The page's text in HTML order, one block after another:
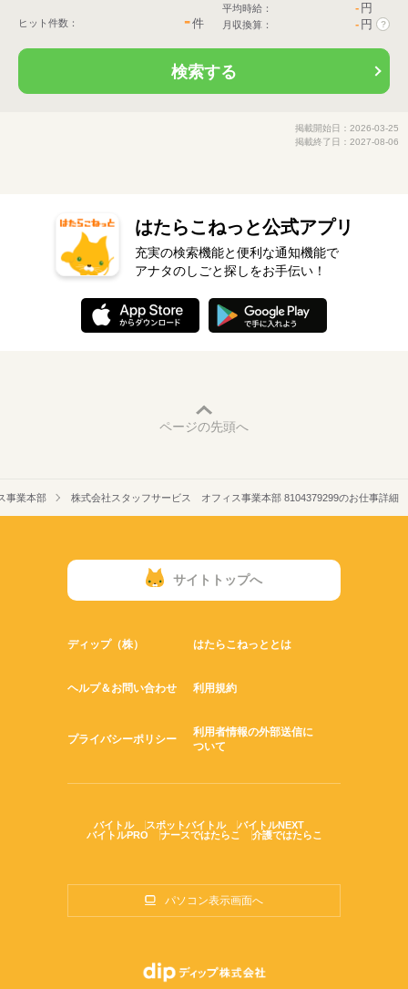
ヒット件数： -件
平均時給： - 円
月収換算： - 円 ?
検索する
掲載開始日：2026-03-25
掲載終了日：2027-08-06
はたらこねっと公式アプリ
充実の検索機能と便利な通知機能で
アナタのしごと探しをお手伝い！
ページの先頭へ
事業本部 株式会社スタッフサービス オフィス事業本部 8104379299のお仕事詳細
サイトトップへ
ディップ（株） はたらこねっととは
ヘルプ＆お問い合わせ 利用規約
プライバシーポリシー
利用者情報の外部送信に
ついて
バイトル スポットバイトル
バイトルNEXT
バイトルPRO
ナースではたらこ 介護ではたらこ
パソコン表示画面へ